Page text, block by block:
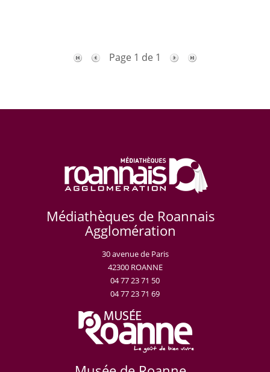
Page 1 de 1
Médiathèques de Roannais
Agglomération
30 avenue de Paris
42300 ROANNE
04 77 23 71 50
04 77 23 71 69